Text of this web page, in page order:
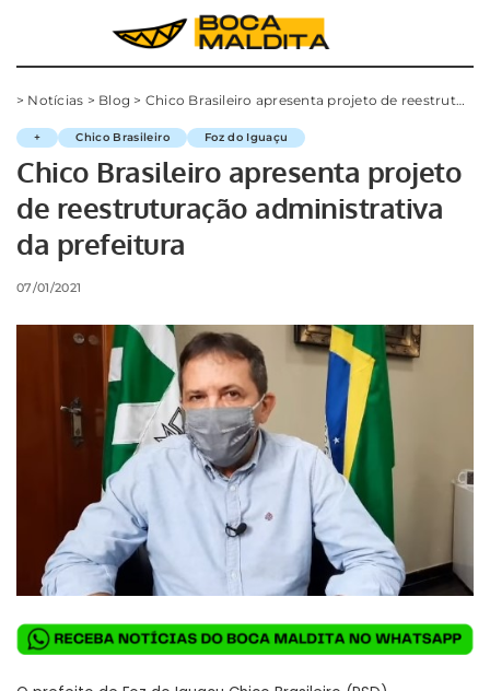
> Notícias > Blog > Chico Brasileiro apresenta projeto de reestruturação administrativa da prefeitura
+ Chico Brasileiro Foz do Iguaçu
Chico Brasileiro apresenta projeto
de reestruturação administrativa
da prefeitura
07/01/2021